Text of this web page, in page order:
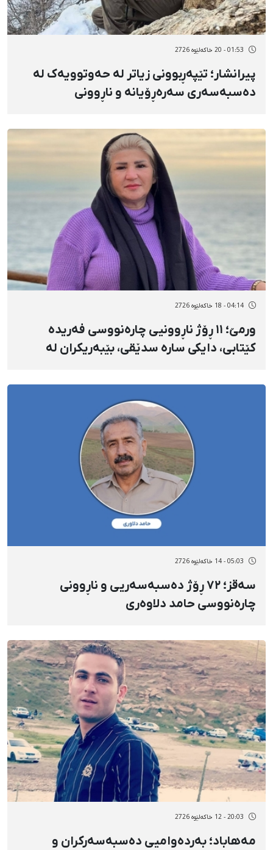
01:53 - 20 خاکەلێوه 2726
پیرانشار؛ تێپەڕبوونی زیاتر لە حەوتوویەک لە
دەسبەسەری سەرەڕۆیانە و ناڕوونی
ژینگەپارێز
04:14 - 18 خاکەلێوه 2726
ورمێ؛ ١١ ڕۆژ ناڕوونیی چارەنووسی فەریدە
کێتابی، دایکی سارە سدێقی، بێبەریکران لە
پارێزەر
05:03 - 14 خاکەلێوه 2726
سەقز؛ ٧٢ ڕۆژ دەسبەسەریی و ناڕوونی
چارەنووسی حامد دلاوەری
20:03 - 12 خاکەلێوه 2726
مەهاباد؛ بەردەوامیی دەسبەسەرکران و